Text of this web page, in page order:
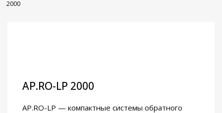
2000
AP.RO-LP 2000
AP.RO-LP — компактные системы обратного